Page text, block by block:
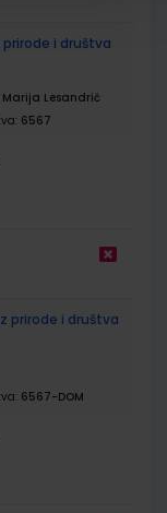
prirode i društva
Lesandrić
6567
iz prirode i društva
6567-DOM